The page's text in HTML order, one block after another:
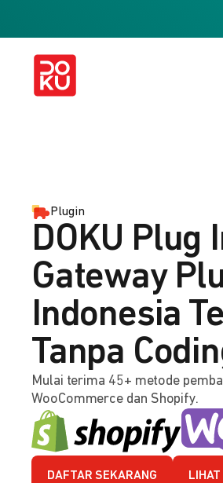
Plugin
DOKU Plug
Gateway
Indonesia
Tanpa
Mulai terima 45+ metode
WooCommerce dan Shopify.
DAFTAR SEKARANG LIHAT